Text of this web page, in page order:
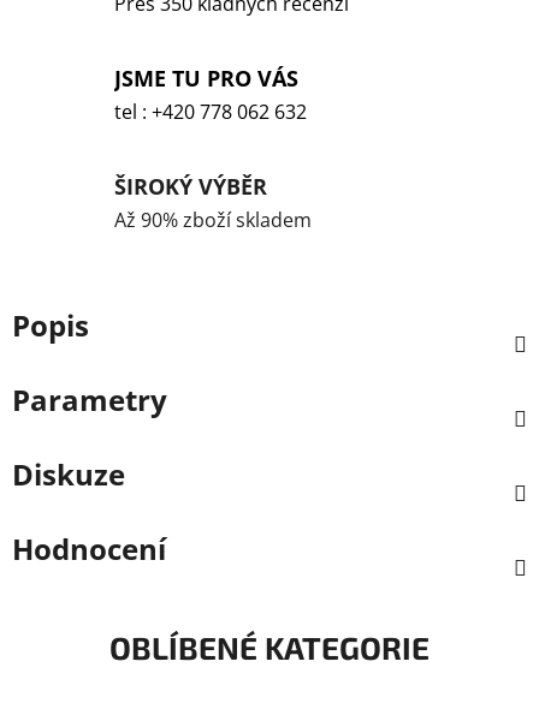
JSME TU PRO VÁS
tel : +420 778 062 632
ŠIROKÝ VÝBĚR
Až 90% zboží skladem
Popis
Parametry
Diskuze
Hodnocení
OBLÍBENÉ KATEGORIE